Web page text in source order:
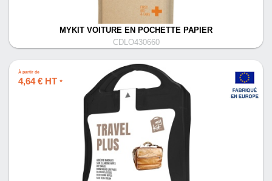
MYKIT VOITURE EN POCHETTE PAPIER
CDLO430660
À partir de
4,64 € HT *